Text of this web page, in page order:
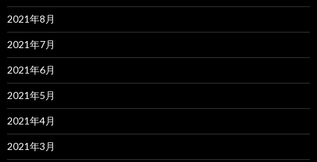
2021年8月
2021年7月
2021年6月
2021年5月
2021年4月
2021年3月